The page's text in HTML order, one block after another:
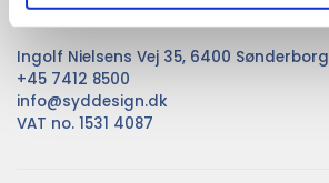
...
Ingolf Nielsens Vej 35, 6400 Sønderborg
+45 7412 8500
info@syddesign.dk
VAT no. 1531 4087